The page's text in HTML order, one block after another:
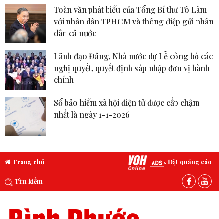
Toàn văn phát biểu của Tổng Bí thư Tô Lâm
với nhân dân TPHCM và thông điệp gửi nhân
dân cả nước
Lãnh đạo Đảng, Nhà nước dự Lễ công bố các
nghị quyết, quyết định sáp nhập đơn vị hành
chính
Sổ bảo hiểm xã hội điện tử được cấp chậm
nhất là ngày 1-1-2026
Trang chủ Đặt quảng cáo
Tìm kiếm